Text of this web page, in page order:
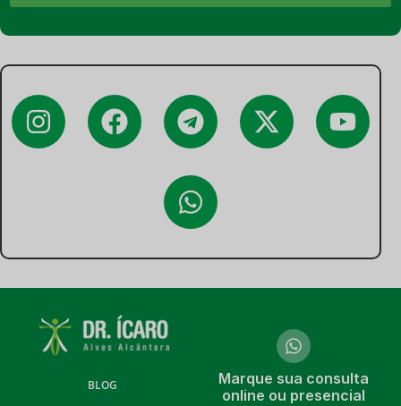
BLOG
Marque sua consulta
online ou presencial